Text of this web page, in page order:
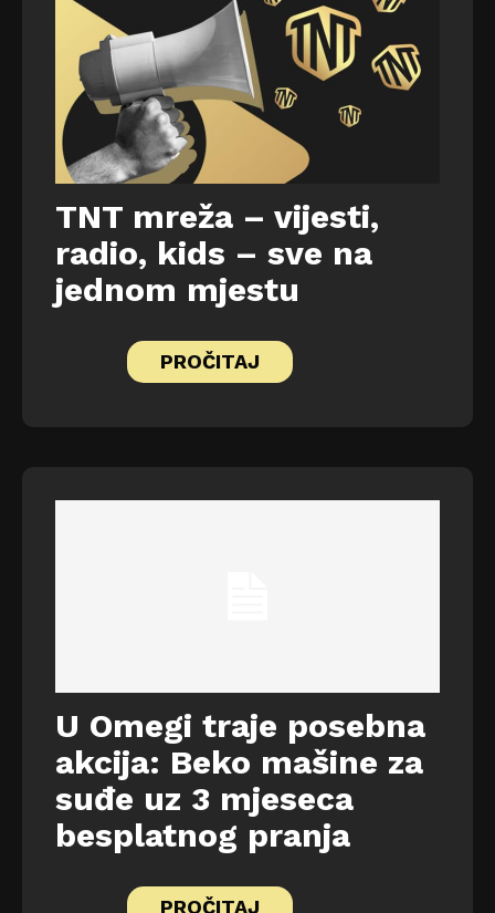
TNT mreža – vijesti,
radio, kids – sve na
jednom mjestu
PROČITAJ
U Omegi traje posebna
akcija: Beko mašine za
suđe uz 3 mjeseca
besplatnog pranja
PROČITAJ